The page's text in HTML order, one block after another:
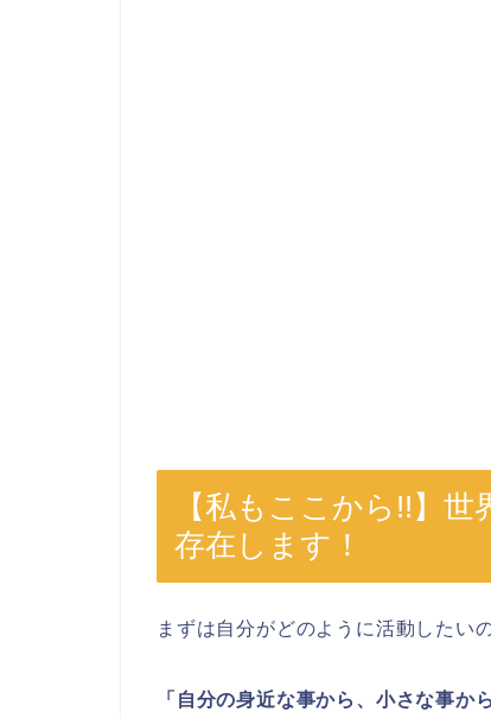
【私もここから!!】
存在します！
まずは自分がどのように活動したい
「自分の身近な事から、小さな事か